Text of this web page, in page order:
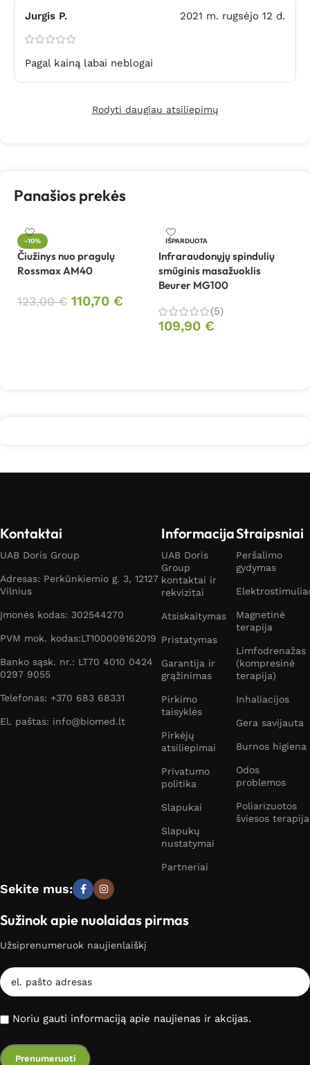
Jurgis P. 2021 m. rugsėjo 12 d.
Pagal kainą labai neblogai
Rodyti daugiau atsiliepimų
Panašios prekės
-10%
Čiužinys nuo pragulų
Rossmax AM40
123,00€ 110,70 €
IŠPARDUOTA
Infraraudonųjų spindulių
smūginis masažuoklis
Beurer MG100
(5)
109,90 €
Kontaktai
UAB Doris Group
Adresas: Perkūnkiemio g. 3, 12127
Vilnius
Įmonės kodas: 302544270
PVM mok. kodas:LT100009162019
Banko sąsk. nr.: LT70 4010 0424
0297 9055
Telefonas: +370 683 68331
El. paštas: info@biomed.lt
Informacija
UAB Doris
Group
kontaktai ir
rekvizitai
Atsiskaitymas
Pristatymas
Garantija ir
grąžinimas
Pirkimo
taisyklės
Pirkėjų
atsiliepimai
Privatumo
politika
Slapukai
Slapukų
nustatymai
Partneriai
Straipsniai
Peršalimo
gydymas
Magnetinė
terapija
Limfodrenažas
(kompresinė
terapija)
Inhaliacijos
Gera savijauta
Burnos higiena
Odos
problemos
Poliarizuotos
šviesos terapija
Sekite mus:
Sužinok apie nuolaidas pirmas
Užsiprenumeruok naujienlaiškį
Noriu gauti informaciją apie naujienas ir akcijas.